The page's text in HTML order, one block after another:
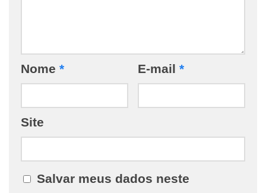
Nome * E-mail *
Site
Salvar meus dados neste